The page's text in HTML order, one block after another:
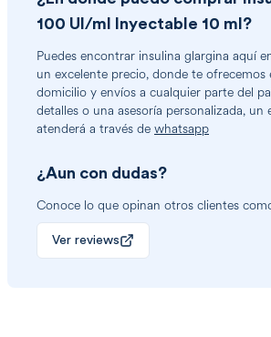
100 UI/ml Inyectable 10 ml ?
Puedes encontrar insulina glargina aquí
un excelente precio, donde te ofrecemos
domicilio y envíos a cualquier parte del
detalles o una asesoría personalizada, un
atenderá a través de whatsapp
¿Aun con dudas?
Conoce lo que opinan otros clientes
Ver reviews